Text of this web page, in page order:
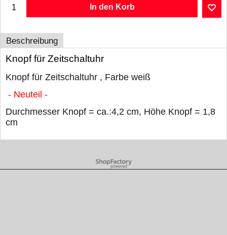
In den Korb
Beschreibung
Knopf für Zeitschaltuhr
Knopf für Zeitschaltuhr , Farbe weiß
- Neuteil -
Durchmesser Knopf = ca.:4,2 cm, Höhe Knopf = 1,8
cm
WebShop erstellt mit ShopFactory Shop Software.